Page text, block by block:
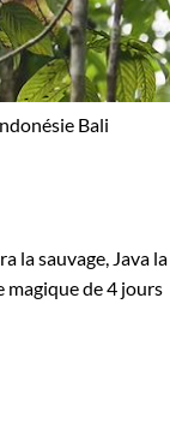
la sauvage, Java la
magique de 4 jours